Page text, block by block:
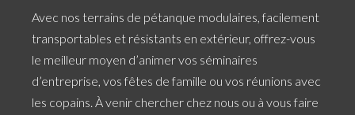
Avec nos terrains de pétanque modulaires, facilement
transportables et résistants en extérieur, offrez-vous
le meilleur moyen d’animer vos séminaires
d’entreprise, vos fêtes de famille ou vos réunions avec
les copains. À venir chercher chez nous ou à vous faire